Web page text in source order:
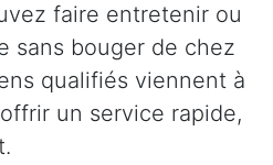
faire entretenir ou
sans bouger de chez
qualifiés viennent à
un service rapide,